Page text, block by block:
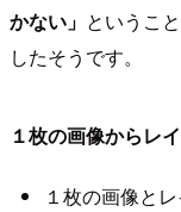
かない」 というこ
したそうです。
１枚の画像からレ
１枚の画像と